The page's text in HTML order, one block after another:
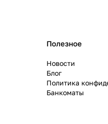
Полезное
Новости
Блог
Политика
Банкоматы